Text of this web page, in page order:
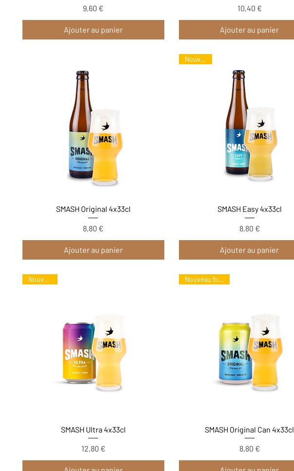
Prix
9,60 €
Ajouter au panier
Prix
10,40 €
Ajouter au panier
Aperçu rapide
SMASH Original 4x33cl
Prix
8,80 €
Ajouter au panier
Aperçu rapide
Nouveau !
SMASH Easy 4x33cl
Prix
8,80 €
Ajouter au panier
Aperçu rapide
Nouveauté
SMASH Ultra 4x33cl
Prix
12,80 €
Aperçu rapide
Nouveau format !
SMASH Original Can 4x33cl
Prix
8,80 €